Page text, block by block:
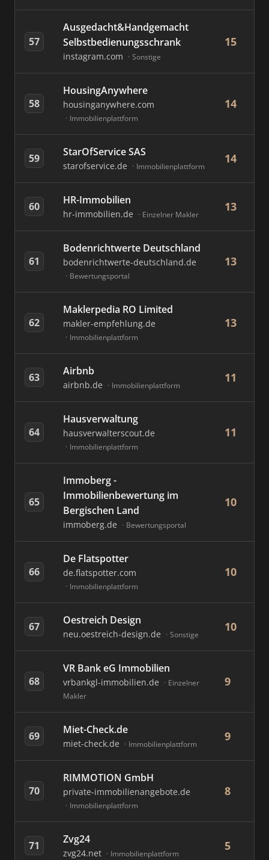
57
Ausgedacht&Handgemacht
Selbstbedienungsschrank
instagram.com Sonstige
15
58
HousingAnywhere
housinganywhere.com
Immobilienplattform
14
59 StarOfService SAS
starofservice.de Immobilienplattform
14
60 HR-Immobilien
hr-immobilien.de Einzelner Makler
13
61
Bodenrichtwerte Deutschland
bodenrichtwerte-deutschland.de
Bewertungsportal
13
62
Maklerpedia RO Limited
makler-empfehlung.de
Immobilienplattform
13
63 Airbnb
airbnb.de Immobilienplattform
11
64
Hausverwaltung
hausverwalterscout.de
Immobilienplattform
11
65
Immoberg -
Immobilienbewertung im
Bergischen Land
immoberg.de Bewertungsportal
10
66
De Flatspotter
de.flatspotter.com
Immobilienplattform
10
67 Oestreich Design
neu.oestreich-design.de Sonstige
10
68
VR Bank eG Immobilien
vrbankgl-immobilien.de
Einzelner
Makler
9
69 Miet-Check.de
miet-check.de Immobilienplattform
9
70
RIMMOTION GmbH
private-immobilienangebote.de
Immobilienplattform
8
71 Zvg24
zvg24.net Immobilienplattform
5